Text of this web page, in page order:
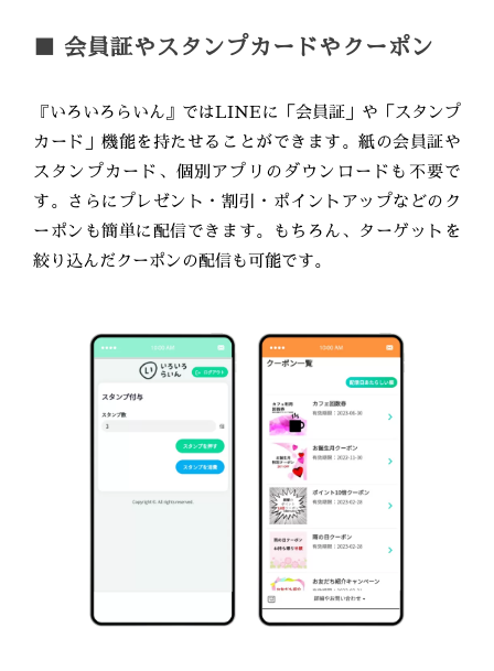
■ 会員証やスタンプカードやクーポン
『いろいろらいん』ではLINEに「会員証」や「スタンプ
カード」機能を持たせることができます。紙の会員証や
スタンプカード、個別アプリのダウンロードも不要で
す。さらにプレゼント・割引・ポイントアップなどのク
ーポンも簡単に配信できます。もちろん、ターゲットを
絞り込んだクーポンの配信も可能です。